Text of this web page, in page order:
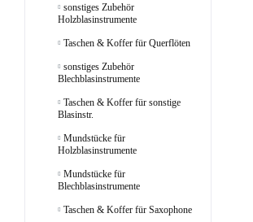
sonstiges Zubehör
Holzblasinstrumente
Taschen & Koffer für Querflöten
sonstiges Zubehör
Blechblasinstrumente
Taschen & Koffer für sonstige
Blasinstr.
Mundstücke für
Holzblasinstrumente
Mundstücke für
Blechblasinstrumente
Taschen & Koffer für Saxophone